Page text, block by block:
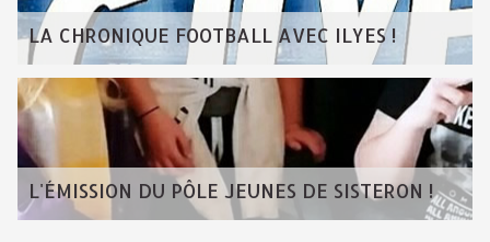
LA CHRONIQUE FOOTBALL AVEC ILYES !
L'ÉMISSION DU PÔLE JEUNES DE SISTERON !